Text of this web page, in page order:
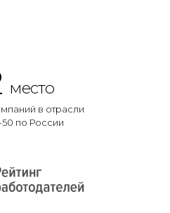
место
в отрасли
50 по России